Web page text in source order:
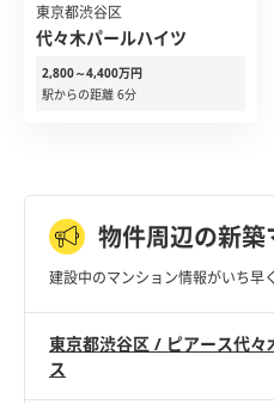
東京都渋谷区
代々木パールハイツ
2,800～4,400万円
駅からの距離 6分
物件周辺の新
建設中のマンション情報がいち早
東京都渋谷区 / ピアース代々
ス